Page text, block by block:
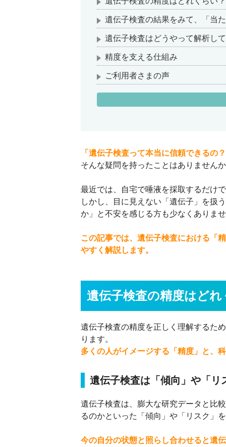
遺伝子検査の結果をみて、「当
遺伝子検査はどうやって解析し
精度を支える仕組み
ご利用者さまの声
「遺伝子検査って本当に信頼できるの
そんな疑問を持ったことはありません
最近では、自宅で唾液を採取するだけ
しかし、目に見えない「遺伝子」を扱
か」と不安を感じる方も少なくありま
この記事では、遺伝子検査における「
やすく解説します。
遺伝子検査の精度はどれ
遺伝子検査の精度を正しく理解するた
ります。
多くの人がイメージする「精度」と、
遺伝子検査は「傾向」や「リ
遺伝子検査は、膨大な研究データと比
るのかといった「傾向」や「リスク」
今の自分の状態と照らし合わせると遺